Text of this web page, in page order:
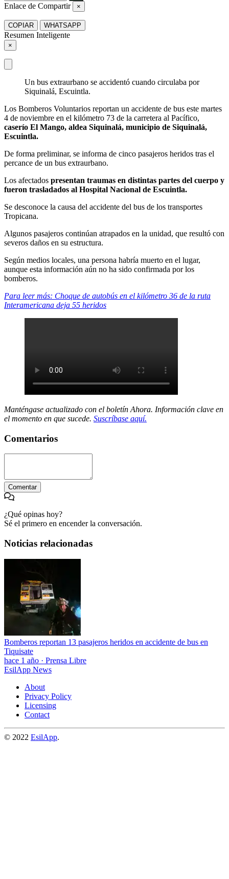
Enlace de Compartir ×
COPIAR WHATSAPP
Resumen Inteligente
×
Un bus extraurbano se accidentó cuando circulaba por
Siquinalá, Escuintla.
Los Bomberos Voluntarios reportan un accidente de bus este martes
4 de noviembre en el kilómetro 73 de la carretera al Pacífico,
caserío El Mango, aldea Siquinalá, municipio de Siquinalá,
Escuintla.
De forma preliminar, se informa de cinco pasajeros heridos tras el
percance de un bus extraurbano.
Los afectados presentan traumas en distintas partes del cuerpo y
fueron trasladados al Hospital Nacional de Escuintla.
Se desconoce la causa del accidente del bus de los transportes
Tropicana.
Algunos pasajeros continúan atrapados en la unidad, que resultó con
severos daños en su estructura.
Según medios locales, una persona habría muerto en el lugar,
aunque esta información aún no ha sido confirmada por los
bomberos.
Para leer más: Choque de autobús en el kilómetro 36 de la ruta
Interamericana deja 55 heridos
Manténgase actualizado con el boletín Ahora. Información clave en
el momento en que sucede. Suscríbase aquí.
Comentarios
Comentar
¿Qué opinas hoy?
Sé el primero en encender la conversación.
Noticias relacionadas
Bomberos reportan 13 pasajeros heridos en accidente de bus en
Tiquisate
hace 1 año · Prensa Libre
EsilApp News
About
Privacy Policy
Licensing
Contact
© 2022 EsilApp.